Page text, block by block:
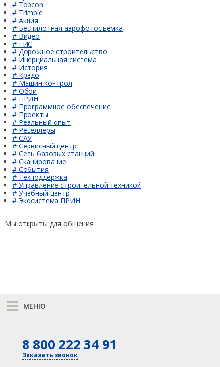
# Topcon
# Trimble
# Акция
# Беспилотная аэрофотосъемка
# Видео
# ГИС
# Дорожное строительство
# Инерциальная система
# История
# Кредо
# Машин контрол
# Обои
# ПРИН
# Программное обеспечение
# Проекты
# Реальный опыт
# Реселлеры
# САУ
# Сервисный центр
# Сеть базовых станций
# Сканирование
# События
# Техподдержка
# Управление строительной техникой
# Учебный центр
# Экосистема ПРИН
Мы открыты для общения
8 800 222 34 91
Заказать звонок
МЕНЮ
КАТАЛОГ
GNSS